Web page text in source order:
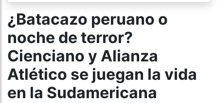
¿Batacazo peruano o
noche de terror?
Cienciano y Alianza
Atlético se juegan la vida
en la Sudamericana